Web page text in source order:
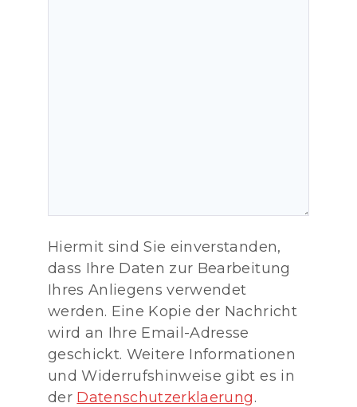
Hiermit sind Sie einverstanden,
dass Ihre Daten zur Bearbeitung
Ihres Anliegens verwendet
werden. Eine Kopie der Nachricht
wird an Ihre Email-Adresse
geschickt. Weitere Informationen
und Widerrufshinweise gibt es in
der Datenschutzerklaerung.